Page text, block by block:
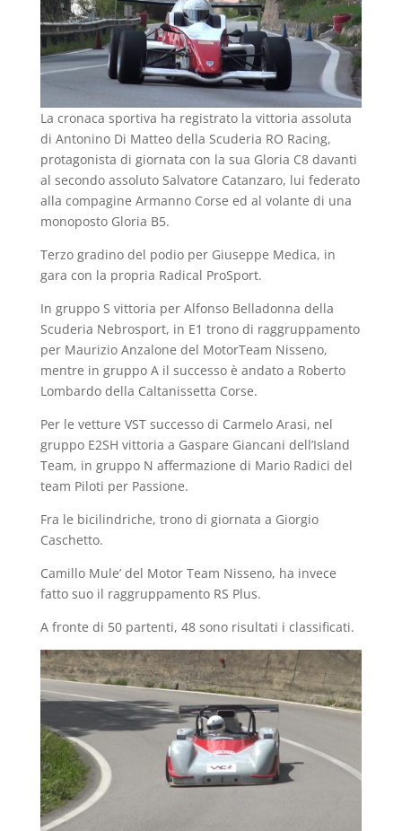
La cronaca sportiva ha registrato la vittoria assoluta
di Antonino Di Matteo della Scuderia RO Racing,
protagonista di giornata con la sua Gloria C8 davanti
al secondo assoluto Salvatore Catanzaro, lui federato
alla compagine Armanno Corse ed al volante di una
monoposto Gloria B5.
Terzo gradino del podio per Giuseppe Medica, in
gara con la propria Radical ProSport.
In gruppo S vittoria per Alfonso Belladonna della
Scuderia Nebrosport, in E1 trono di raggruppamento
per Maurizio Anzalone del MotorTeam Nisseno,
mentre in gruppo A il successo è andato a Roberto
Lombardo della Caltanissetta Corse.
Per le vetture VST successo di Carmelo Arasi, nel
gruppo E2SH vittoria a Gaspare Giancani dell’Island
Team, in gruppo N affermazione di Mario Radici del
team Piloti per Passione.
Fra le bicilindriche, trono di giornata a Giorgio
Caschetto.
Camillo Mule’ del Motor Team Nisseno, ha invece
fatto suo il raggruppamento RS Plus.
A fronte di 50 partenti, 48 sono risultati i classificati.